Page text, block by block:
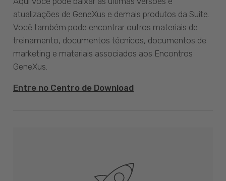
atualizações de GeneXus e demais produtos da Suite.
Você também pode encontrar outros materiais de
treinamento, documentos técnicos, documentos de
marketing e materiais associados aos Encontros
GeneXus.
Entre no Centro de Download